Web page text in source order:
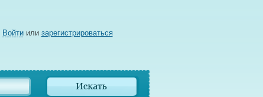
Войтиили зарегистрироваться